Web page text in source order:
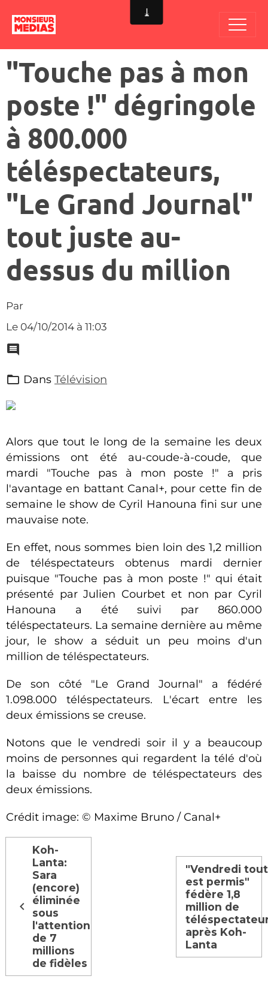
"Touche pas à mon
poste !" dégringole
à 800.000
téléspectateurs,
"Le Grand Journal"
tout juste au-
dessus du million
Par
Le 04/10/2014 à 11:03
Dans Télévision
Alors que tout le long de la semaine les deux
émissions ont été au-coude-à-coude, que
mardi "Touche pas à mon poste !" a pris
l'avantage en battant Canal+, pour cette fin de
semaine le show de Cyril Hanouna fini sur une
mauvaise note.
En effet, nous sommes bien loin des 1,2 million
de téléspectateurs obtenus mardi dernier
puisque "Touche pas à mon poste !" qui était
présenté par Julien Courbet et non par Cyril
Hanouna a été suivi par 860.000
téléspectateurs. La semaine dernière au même
jour, le show a séduit un peu moins d'un
million de téléspectateurs.
De son côté "Le Grand Journal" a fédéré
1.098.000 téléspectateurs. L'écart entre les
deux émissions se creuse.
Notons que le vendredi soir il y a beaucoup
moins de personnes qui regardent la télé d'où
la baisse du nombre de téléspectateurs des
deux émissions.
Crédit image: © Maxime Bruno / Canal+
Koh-
Lanta:
Sara
(encore)
éliminée
sous
l'attention
de 7
millions
de fidèles
"Vendredi tout
est permis"
fédère 1,8
million de
après Koh-
Lanta